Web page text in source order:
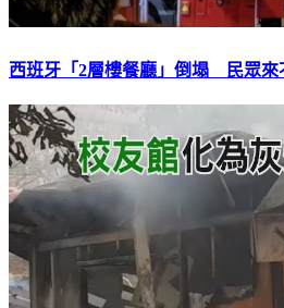
西班牙「2層樓餐廳」倒塌 民眾來